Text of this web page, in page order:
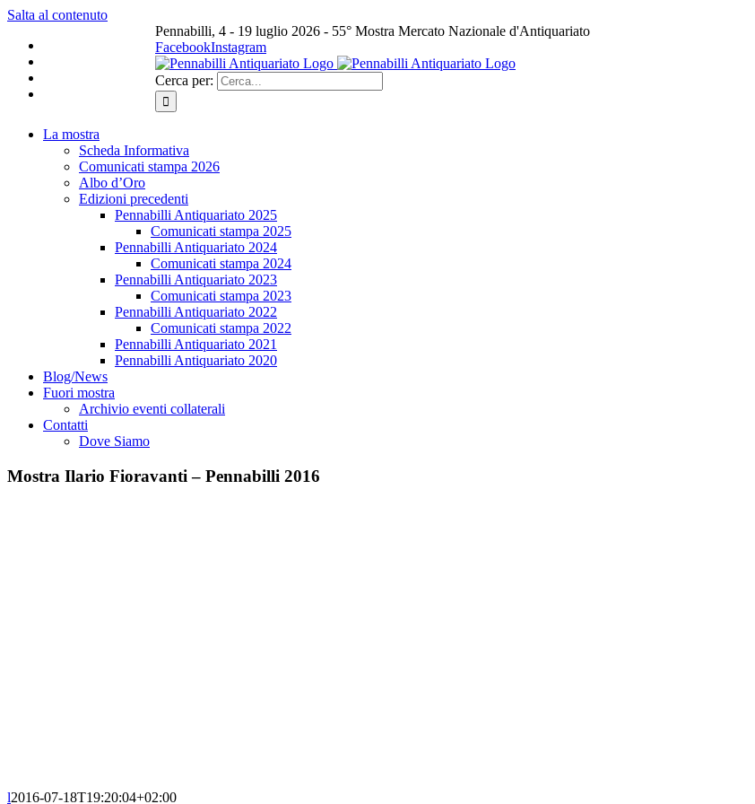
Salta al contenuto
Pennabilli, 4 - 19 luglio 2026 - 55° Mostra Mercato Nazionale d'Antiquariato
FacebookInstagram
Cerca per:
La mostra
Scheda Informativa
Comunicati stampa 2026
Albo d’Oro
Edizioni precedenti
Pennabilli Antiquariato 2025
Comunicati stampa 2025
Pennabilli Antiquariato 2024
Comunicati stampa 2024
Pennabilli Antiquariato 2023
Comunicati stampa 2023
Pennabilli Antiquariato 2022
Comunicati stampa 2022
Pennabilli Antiquariato 2021
Pennabilli Antiquariato 2020
Blog/News
Fuori mostra
Archivio eventi collaterali
Contatti
Dove Siamo
Mostra Ilario Fioravanti – Pennabilli 2016
l2016-07-18T19:20:04+02:00